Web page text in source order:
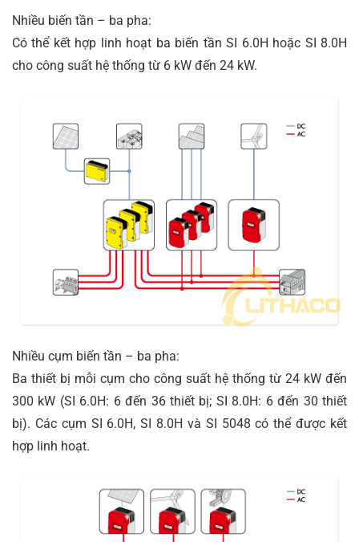
Nhiều biến tần – ba pha:
Có thể kết hợp linh hoạt ba biến tần SI 6.0H hoặc SI 8.0H
cho công suất hệ thống từ 6 kW đến 24 kW.
Nhiều cụm biến tần – ba pha:
Ba thiết bị mỗi cụm cho công suất hệ thống từ 24 kW đến
300 kW (SI 6.0H: 6 đến 36 thiết bị; SI 8.0H: 6 đến 30 thiết
bị). Các cụm SI 6.0H, SI 8.0H và SI 5048 có thể được kết
hợp linh hoạt.